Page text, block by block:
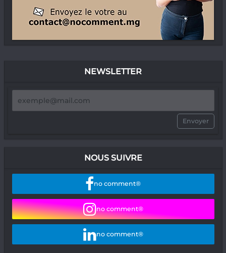
NEWSLETTER
Envoyer
NOUS SUIVRE
no comment®
no comment®
no comment®